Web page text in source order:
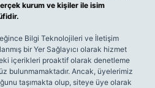
kurum ve kişiler ile isim
Bilgi Teknolojileri ve İletişim
bir Yer Sağlayıcı olarak hizmet
içerikleri proaktif olarak denetleme
bulunmamaktadır. Ancak, üyelerimiz
taşımakta olup, siteye üye olarak